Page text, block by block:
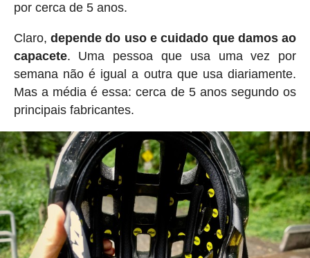
por cerca de 5 anos.
Claro,depende do uso e cuidado que damos ao
capacete. Uma pessoa que usa uma vez por
semana não é igual a outra que usa diariamente.
Mas a média é essa: cerca de 5 anos segundo os
principais fabricantes.